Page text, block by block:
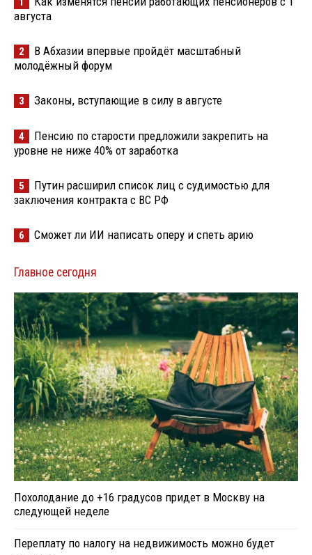
августа
2
В Абхазии впервые пройдёт масштабный
молодёжный форум
3 Законы, вступающие в силу в августе
4
Пенсию по старости предложили закрепить на
уровне не ниже 40% от заработка
5
Путин расширил список лиц с судимостью для
заключения контракта с ВС РФ
6 Сможет ли ИИ написать оперу и спеть арию
Главное сегодня
Похолодание до +16 градусов придет в Москву на
следующей неделе
Переплату по налогу на недвижимость можно будет